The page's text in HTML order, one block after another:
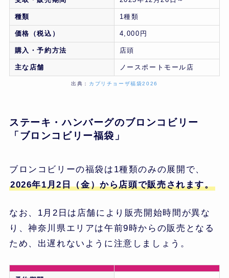
種類 1種類
価格（税込） 4,000円
購入・予約方法 店頭
主な店舗 ノースポートモール店
出典： カプリチョーザ福袋2026
ステーキ・ハンバーグのブロンコビリー
「ブロンコビリー福袋」
ブロンコビリーの福袋は1種類のみの展開で、
2026年1月2日（金）から店頭で販売されます。
なお、1月2日は店舗により販売開始時間が異な
り、神奈川県エリアは午前9時からの販売となる
ため、出遅れないように注意しましょう。